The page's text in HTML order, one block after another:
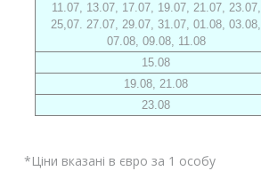
11.07, 13.07, 17.07, 19.07, 21.07, 23.07,
25,07. 27.07, 29.07, 31.07, 01.08, 03.08,
07.08, 09.08, 11.08
15.08
19.08, 21.08
23.08
*Ціни вказані в євро за 1 особу